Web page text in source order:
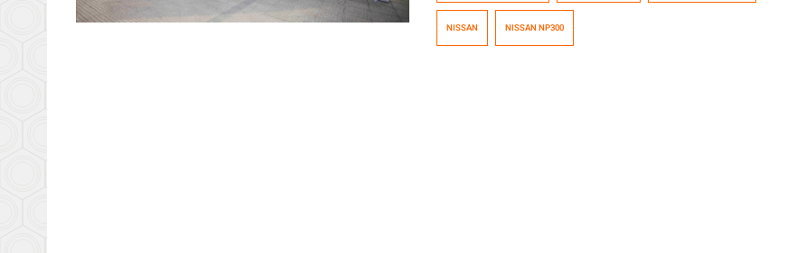
que la NP300, camioneta líder en ventas […]
NISSAN NISSAN NP300